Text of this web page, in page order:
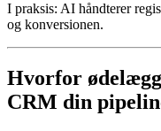
I praksis: AI håndterer
og konversionen.
Hvorfor
CRM din